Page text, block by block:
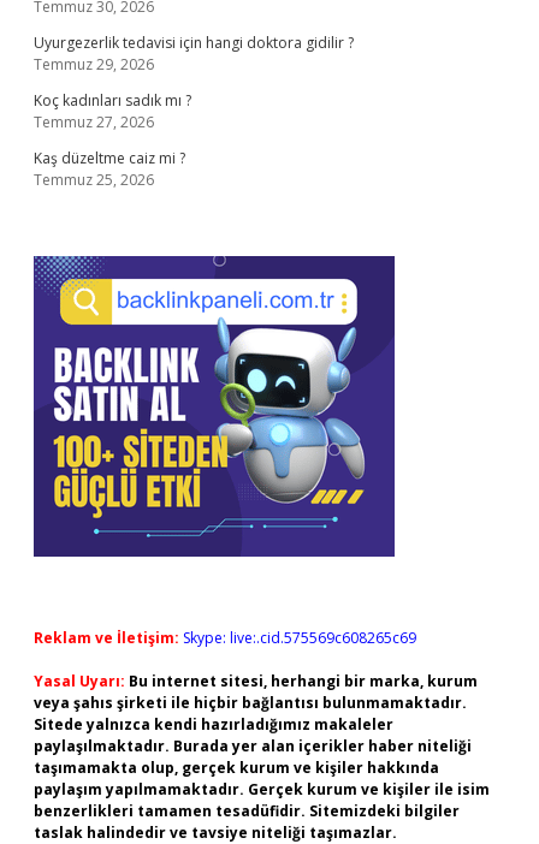
Temmuz 30, 2026
Uyurgezerlik tedavisi için hangi doktora gidilir ?
Temmuz 29, 2026
Koç kadınları sadık mı ?
Temmuz 27, 2026
Kaş düzeltme caiz mi ?
Temmuz 25, 2026
Reklam ve İletişim: Skype: live:.cid.575569c608265c69
Yasal Uyarı: Bu internet sitesi, herhangi bir marka, kurum
veya şahıs şirketi ile hiçbir bağlantısı bulunmamaktadır.
Sitede yalnızca kendi hazırladığımız makaleler
paylaşılmaktadır. Burada yer alan içerikler haber niteliği
taşımamakta olup, gerçek kurum ve kişiler hakkında
paylaşım yapılmamaktadır. Gerçek kurum ve kişiler ile isim
benzerlikleri tamamen tesadüfidir. Sitemizdeki bilgiler
taslak halindedir ve tavsiye niteliği taşımazlar.